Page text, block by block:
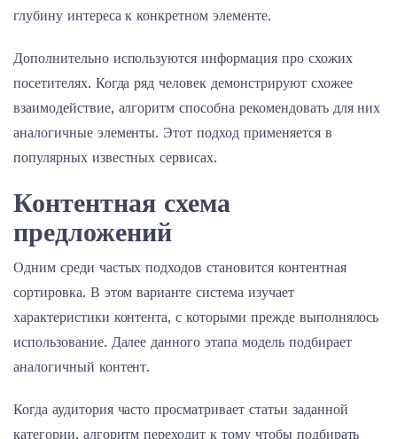
глубину интереса к конкретном элементе.
Дополнительно используются информация про схожих
посетителях. Когда ряд человек демонстрируют схожее
взаимодействие, алгоритм способна рекомендовать для них
аналогичные элементы. Этот подход применяется в
популярных известных сервисах.
Контентная схема
предложений
Одним среди частых подходов становится контентная
сортировка. В этом варианте система изучает
характеристики контента, с которыми прежде выполнялось
использование. Далее данного этапа модель подбирает
аналогичный контент.
Когда аудитория часто просматривает статьи заданной
категории, алгоритм переходит к тому чтобы подбирать